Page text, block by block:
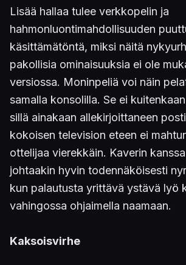
Lisää hallaa tulee verkkopelin ja
hahmonluontimahdollisuuden
käsittämätöntä, miksi näitä
pakollisia ominaisuuksia ei ole
versiossa. Moninpeliä voi näin
samalla konsolilla. Se ei
sillä ainakaan allekirjoittaneen
kokoisen television eteen ei
ottelijaa vierekkäin. Kaverin
johtaakin hyvin todennäköisesti
kun palautusta yrittävä ystävä lyö
vahingossa ohjaimella naamaan.
Kaksoisvirhe